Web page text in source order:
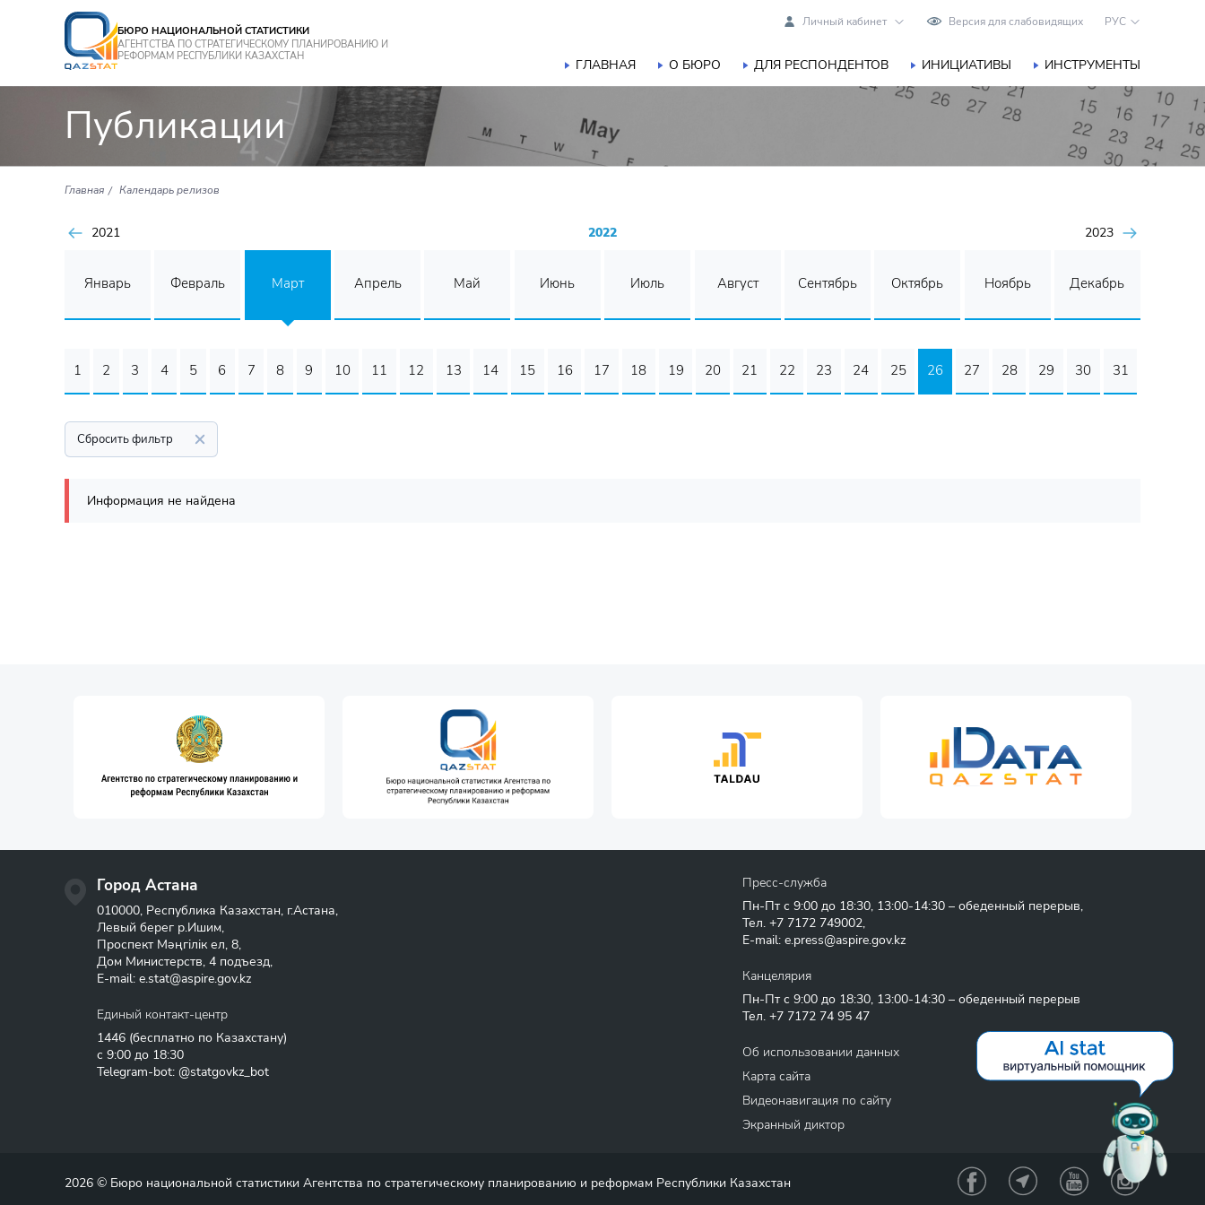
БЮРО НАЦИОНАЛЬНОЙ СТАТИСТИКИ
АГЕНТСТВА ПО СТРАТЕГИЧЕСКОМУ ПЛАНИРОВАНИЮ И
РЕФОРМАМ РЕСПУБЛИКИ КАЗАХСТАН
Личный кабинет Версия для слабовидящих РУС
ГЛАВНАЯ О БЮРО ДЛЯ РЕСПОНДЕНТОВ ИНИЦИАТИВЫ ИНСТРУМЕНТЫ
Публикации
Главная Календарь релизов
2021 2022 2023
Январь Февраль Март Апрель Май Июнь Июль Август Сентябрь Октябрь Ноябрь Декабрь
1 2 3 4 5 6 7 8 9 10 11 12 13 14 15 16 17 18 19 20 21 22 23 24 25 26 27 28 29 30 31
Сбросить фильтр
Информация не найдена
Город Астана
010000, Республика Казахстан, г.Астана,
Левый берег р.Ишим,
Проспект Мәңгілік ел, 8,
Дом Министерств, 4 подъезд,
E-mail: e.stat@aspire.gov.kz
Единый контакт-центр
1446 (бесплатно по Казахстану)
с 9:00 до 18:30
Telegram-bot: @statgovkz_bot
Пресс-служба
Пн-Пт с 9:00 до 18:30, 13:00-14:30 – обеденный перерыв,
Тел. +7 7172 749002,
E-mail: e.press@aspire.gov.kz
Канцелярия
Пн-Пт с 9:00 до 18:30, 13:00-14:30 – обеденный перерыв
Тел. +7 7172 74 95 47
Об использовании данных
Карта сайта
Видеонавигация по сайту
Экранный диктор
2026 © Бюро национальной статистики Агентства по стратегическому планированию и реформам Республики Казахстан